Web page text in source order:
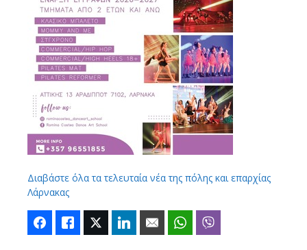
Διαβάστε όλα τα τελευταία νέα της πόλης και επαρχίας
Λάρνακας
FacebookLike Twitter LinkedIn Email WhatsApp